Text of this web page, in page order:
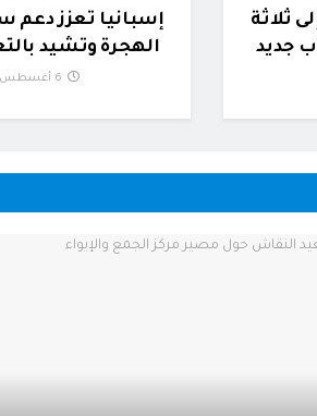
ثلاثة
جديد
إسبانيا تعزز دعم
الهجرة وتشيد